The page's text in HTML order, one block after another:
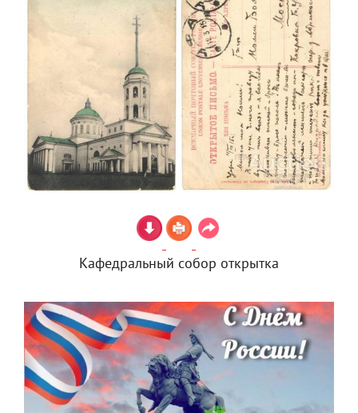
Кафедральный собор открытка